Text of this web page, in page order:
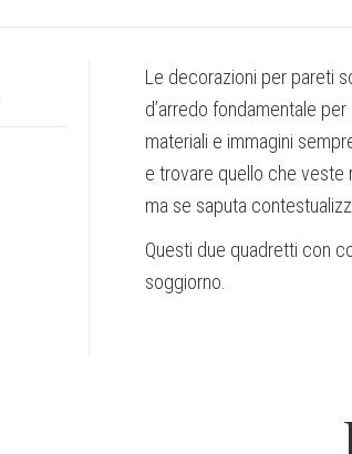
Le decorazioni per pareti
d’arredo fondamentale
materiali e immagini
e trovare quello che veste
ma se saputa
Questi due quadretti con
soggiorno.